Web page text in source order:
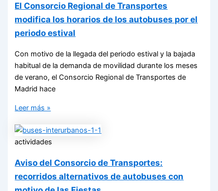
El Consorcio Regional de Transportes
modifica los horarios de los autobuses por el
periodo estival
Con motivo de la llegada del periodo estival y la bajada
habitual de la demanda de movilidad durante los meses
de verano, el Consorcio Regional de Transportes de
Madrid hace
Leer más »
actividades
Aviso del Consorcio de Transportes:
recorridos alternativos de autobuses con